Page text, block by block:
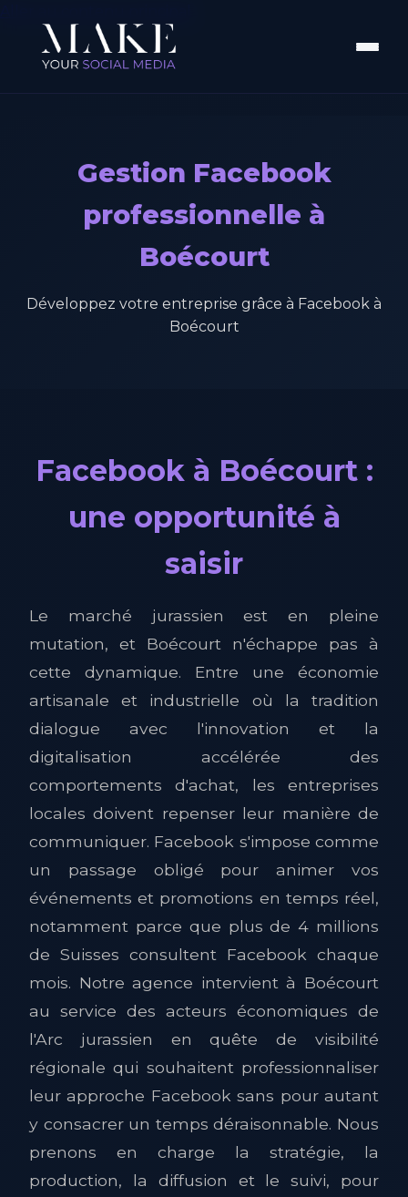
Gestion Facebook
professionnelle à
Boécourt
Développez votre entreprise grâce à Facebook à
Boécourt
Facebook à Boécourt :
une opportunité à
saisir
Le marché jurassien est en pleine
mutation, et Boécourt n'échappe pas à
cette dynamique. Entre une économie
artisanale et industrielle où la tradition
dialogue avec l'innovation et la
digitalisation accélérée des
comportements d'achat, les entreprises
locales doivent repenser leur manière de
communiquer. Facebook s'impose comme
un passage obligé pour animer vos
événements et promotions en temps réel,
notamment parce que plus de 4 millions
de Suisses consultent Facebook chaque
mois. Notre agence intervient à Boécourt
au service des acteurs économiques de
l'Arc jurassien en quête de visibilité
régionale qui souhaitent professionnaliser
leur approche Facebook sans pour autant
y consacrer un temps déraisonnable. Nous
prenons en charge la stratégie, la
production, la diffusion et le suivi, pour